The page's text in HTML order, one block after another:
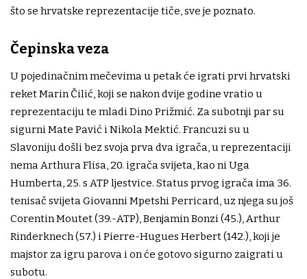
što se hrvatske reprezentacije tiče, sve je poznato.
Čepinska veza
U pojedinačnim mečevima u petak će igrati prvi hrvatski
reket Marin Čilić, koji se nakon dvije godine vratio u
reprezentaciju te mladi Dino Prižmić. Za subotnji par su
sigurni Mate Pavić i Nikola Mektić. Francuzi su u
Slavoniju došli bez svoja prva dva igrača, u reprezentaciji
nema Arthura Flisa, 20. igrača svijeta, kao ni Uga
Humberta, 25. s ATP ljestvice. Status prvog igrača ima 36.
tenisač svijeta Giovanni Mpetshi Perricard, uz njega su još
Corentin Moutet (39.-ATP), Benjamin Bonzi (45.), Arthur
Rinderknech (57.) i Pierre-Hugues Herbert (142.), koji je
majstor za igru parova i on će gotovo sigurno zaigrati u
subotu.